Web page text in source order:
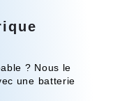
? Nous le
une batterie